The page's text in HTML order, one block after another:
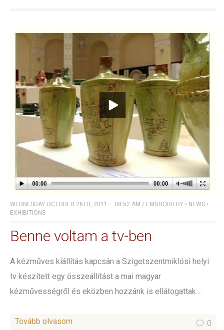
WEDNESDAY OCTOBER 26TH, 2011 – 08:52 AM / EMBROIDERY • NEWS •
EXHIBITIONS
Benne voltam a tv-ben
A kézműves kiállítás kapcsán a Szigetszentmiklósi helyi
tv készített egy összeállítást a mai magyar
kézművességről és eközben hozzánk is ellátogattak....
Tovább olvasom 0